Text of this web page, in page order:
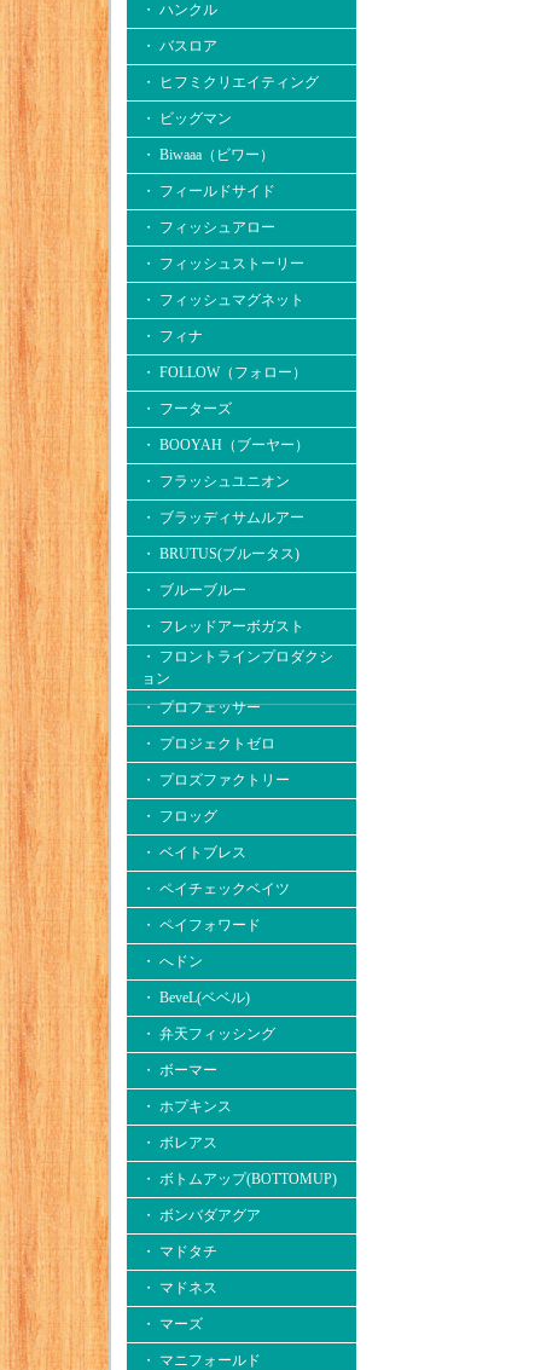
・ ハンクル
・ バスロア
・ ヒフミクリエイティング
・ ビッグマン
・ Biwaaa（ビワー）
・ フィールドサイド
・ フィッシュアロー
・ フィッシュストーリー
・ フィッシュマグネット
・ フィナ
・ FOLLOW（フォロー）
・ フーターズ
・ BOOYAH（ブーヤー）
・ フラッシュユニオン
・ ブラッディサムルアー
・ BRUTUS(ブルータス)
・ ブルーブルー
・ フレッドアーボガスト
・ フロントラインプロダクシ
ョン
・ プロフェッサー
・ プロジェクトゼロ
・ プロズファクトリー
・ フロッグ
・ ベイトブレス
・ ペイチェックベイツ
・ ペイフォワード
・ へドン
・ BeveL(ベベル)
・ 弁天フィッシング
・ ボーマー
・ ホプキンス
・ ボレアス
・ ボトムアップ(BOTTOMUP)
・ ボンバダアグア
・ マドタチ
・ マドネス
・ マーズ
・ マニフォールド